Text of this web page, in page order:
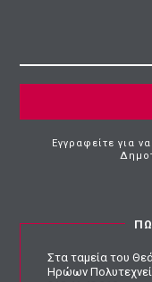
Εγγραφείτε για
Στα ταμεία του
Ηρώων